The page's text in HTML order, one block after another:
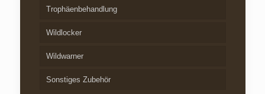
Trophäenbehandlung
Wildlocker
Wildwarner
Sonstiges Zubehör